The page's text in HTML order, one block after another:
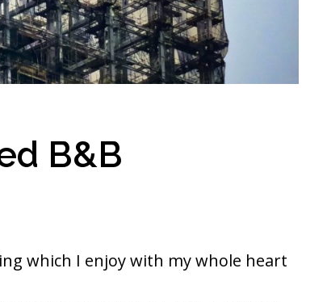
B&B
which I enjoy with my whole heart